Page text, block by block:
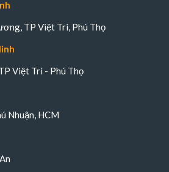
TP Việt Trì, Phú Thọ
Việt Trì - Phú Thọ
Nhuận, HCM